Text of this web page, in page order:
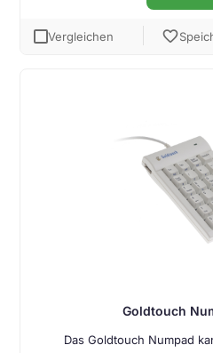
Vergleichen favorite
Goldtouch
Das Goldtouch Numpad